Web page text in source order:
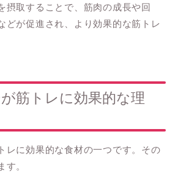
摂取することで、筋肉の成長や回
どが促進され、より効果的な筋トレ
筋トレに効果的な理
レに効果的な食材の一つです。その
す。